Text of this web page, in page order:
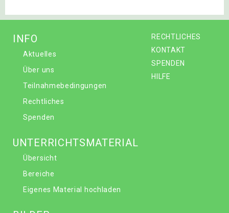
RECHTLICHES
KONTAKT
SPENDEN
HILFE
INFO
Aktuelles
Über uns
Teilnahmebedingungen
Rechtliches
Spenden
UNTERRICHTSMATERIAL
Übersicht
Bereiche
Eigenes Material hochladen